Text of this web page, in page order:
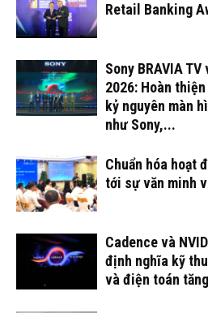
Retail Banking
Sony BRAVIA
2026: Hoàn
kỷ nguyên màn
như Sony,...
Chuẩn hóa hoạt
tới sự văn minh
Cadence và
định nghĩa kỹ
và điện toán